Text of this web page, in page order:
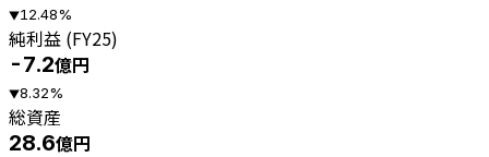
▼12.48%
純利益 (FY25)
-7.2億円
▼8.32%
総資産
28.6億円